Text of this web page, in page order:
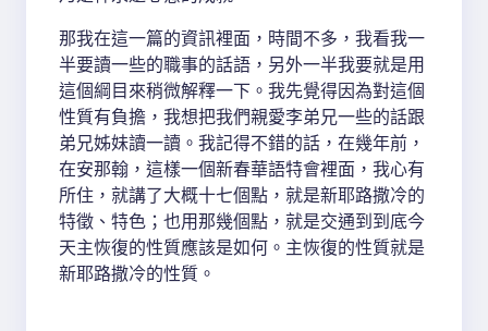
那我在這一篇的資訊裡面，時間不多，我看我一
半要讀一些的職事的話語，另外一半我要就是用
這個綱目來稍微解釋一下。我先覺得因為對這個
性質有負擔，我想把我們親愛李弟兄一些的話跟
弟兄姊妹讀一讀。我記得不錯的話，在幾年前，
在安那翰，這樣一個新春華語特會裡面，我心有
所住，就講了大概十七個點，就是新耶路撒冷的
特徵、特色；也用那幾個點，就是交通到到底今
天主恢復的性質應該是如何。主恢復的性質就是
新耶路撒冷的性質。